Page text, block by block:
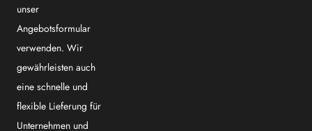
unser
Angebotsformular
verwenden. Wir
gewährleisten auch
eine schnelle und
flexible Lieferung für
Unternehmen und